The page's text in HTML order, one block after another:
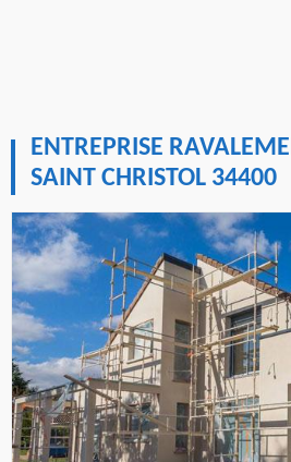
ENTREPRISE
SAINT CHRISTOL 34400